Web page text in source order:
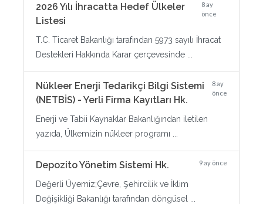
2026 Yılı İhracatta Hedef Ülkeler
Listesi
8 ay
önce
T.C. Ticaret Bakanlığı tarafından 5973 sayılı İhracat
Destekleri Hakkında Karar çerçevesinde ...
Nükleer Enerji Tedarikçi Bilgi Sistemi
(NETBİS) - Yerli Firma Kayıtları Hk.
8 ay
önce
Enerji ve Tabii Kaynaklar Bakanlığından iletilen
yazıda, Ülkemizin nükleer programı ...
Depozito Yönetim Sistemi Hk. 9 ay önce
Değerli Üyemiz;Çevre, Şehircilik ve İklim
Değişikliği Bakanlığı tarafından döngüsel ...